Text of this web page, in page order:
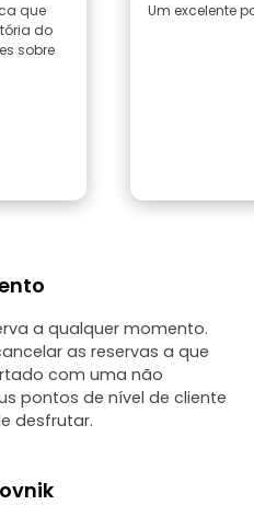
que
do
sobre
Um excelente
a qualquer momento.
as reservas a que
com uma não
pontos de nível de cliente
desfrutar.